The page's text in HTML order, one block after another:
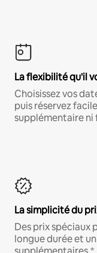
La flexibilité qu'il
Choisissez vos
puis réservez
supplémentaire
La simplicité du
Des prix spéciaux
longue durée et